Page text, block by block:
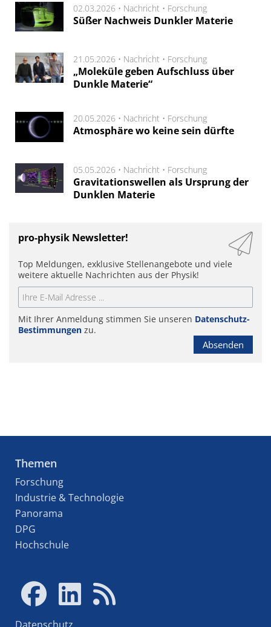
02.03.2026 • Nachricht • Forschung
Süßer Nachweis Dunkler Materie
21.05.2026 • Nachricht • Forschung
„Moleküle geben Aufschluss über
Dunkle Materie“
20.05.2026 • Nachricht • Forschung
Atmosphäre wo keine sein dürfte
05.05.2026 • Nachricht • Forschung
Gravitationswellen als Ursprung der
Dunklen Materie
pro-physik Newsletter!
Top Meldungen, exklusive Stellenangebote und viele
weitere aktuelle Nachrichten aus der Physik!
Mit Ihrer Anmeldung stimmen Sie unseren Datenschutz-
Bestimmungen zu.
Absenden
Themen
Forschung
Industrie & Technologie
Panorama
DPG
Hochschule